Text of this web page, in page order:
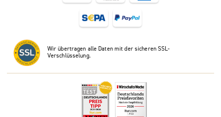
Wir übertragen alle Daten mit der sicheren SSL-
Verschlüsselung.